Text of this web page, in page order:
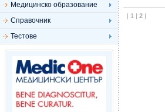
Медицинско образование
Справочник
Тестове
| 1 | 2 |